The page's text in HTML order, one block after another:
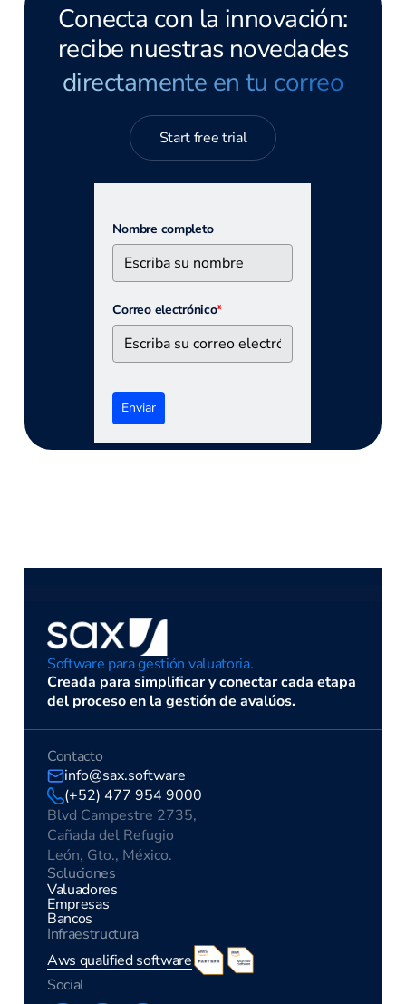
Conecta con la innovación:
recibe nuestras novedades
directamente en tu correo
Start free trial
Nombre completo
Correo electrónico*
Enviar
Software para gestión valuatoria.
Creada para simplificar y conectar cada etapa
del proceso en la gestión de avalúos.
Contacto
info@sax.software
(+52) 477 954 9000
Blvd Campestre 2735,
Cañada del Refugio
León, Gto., México.
Soluciones
Valuadores
Empresas
Bancos
Infraestructura
Aws qualified software
Social